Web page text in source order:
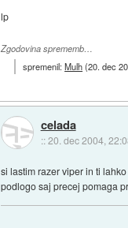
lp
Zgodovina sprememb…
spremenil:Mulh(20. dec
celada
::20. dec 2004,
si lastim razer viper in ti
podlogo saj precej pomaga